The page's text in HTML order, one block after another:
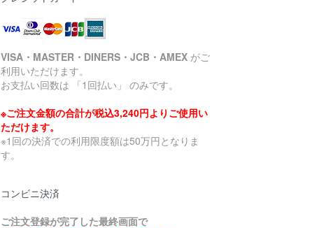
VISA・MASTER・DINERS・JCB・AMEX がご
利用いただけます。
お支払い回数は 「1回払い」 のみです。
※ご注文金額の合計が税込3,240円よりご使用い
ただけます。
※1回の決済での利用限度額は50万円となりま
す。
コンビニ決済
ご注文登録が完了した最終画面で